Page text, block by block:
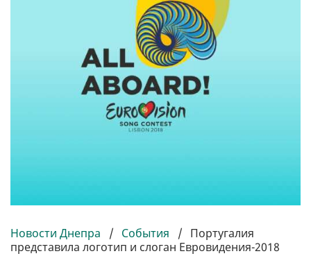
Новости Днепра / События / Португалия
представила логотип и слоган Евровидения-2018